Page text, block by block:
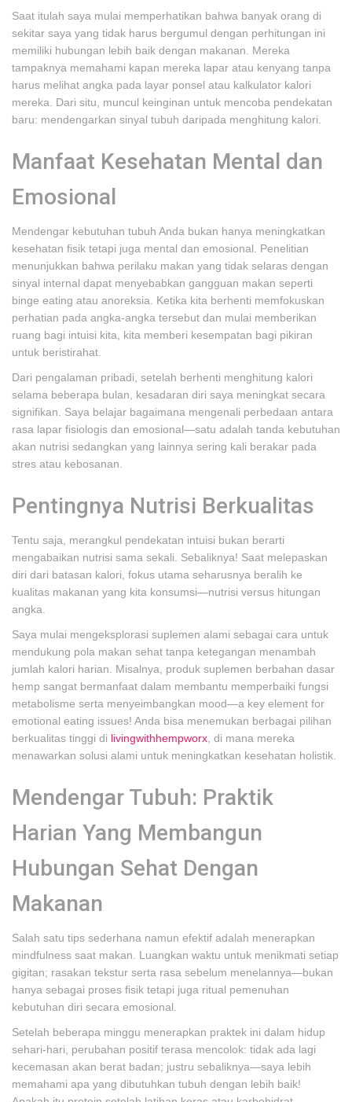
Saat itulah saya mulai memperhatikan bahwa banyak orang di
sekitar saya yang tidak harus bergumul dengan perhitungan ini
memiliki hubungan lebih baik dengan makanan. Mereka
tampaknya memahami kapan mereka lapar atau kenyang tanpa
harus melihat angka pada layar ponsel atau kalkulator kalori
mereka. Dari situ, muncul keinginan untuk mencoba pendekatan
baru: mendengarkan sinyal tubuh daripada menghitung kalori.
Manfaat Kesehatan Mental dan
Emosional
Mendengar kebutuhan tubuh Anda bukan hanya meningkatkan
kesehatan fisik tetapi juga mental dan emosional. Penelitian
menunjukkan bahwa perilaku makan yang tidak selaras dengan
sinyal internal dapat menyebabkan gangguan makan seperti
binge eating atau anoreksia. Ketika kita berhenti memfokuskan
perhatian pada angka-angka tersebut dan mulai memberikan
ruang bagi intuisi kita, kita memberi kesempatan bagi pikiran
untuk beristirahat.
Dari pengalaman pribadi, setelah berhenti menghitung kalori
selama beberapa bulan, kesadaran diri saya meningkat secara
signifikan. Saya belajar bagaimana mengenali perbedaan antara
rasa lapar fisiologis dan emosional—satu adalah tanda kebutuhan
akan nutrisi sedangkan yang lainnya sering kali berakar pada
stres atau kebosanan.
Pentingnya Nutrisi Berkualitas
Tentu saja, merangkul pendekatan intuisi bukan berarti
mengabaikan nutrisi sama sekali. Sebaliknya! Saat melepaskan
diri dari batasan kalori, fokus utama seharusnya beralih ke
kualitas makanan yang kita konsumsi—nutrisi versus hitungan
angka.
Saya mulai mengeksplorasi suplemen alami sebagai cara untuk
mendukung pola makan sehat tanpa ketegangan menambah
jumlah kalori harian. Misalnya, produk suplemen berbahan dasar
hemp sangat bermanfaat dalam membantu memperbaiki fungsi
metabolisme serta menyeimbangkan mood—a key element for
emotional eating issues! Anda bisa menemukan berbagai pilihan
berkualitas tinggi di livingwithhempworx , di mana mereka
menawarkan solusi alami untuk meningkatkan kesehatan holistik.
Mendengar Tubuh: Praktik
Harian Yang Membangun
Hubungan Sehat Dengan
Makanan
Salah satu tips sederhana namun efektif adalah menerapkan
mindfulness saat makan. Luangkan waktu untuk menikmati setiap
gigitan; rasakan tekstur serta rasa sebelum menelannya—bukan
hanya sebagai proses fisik tetapi juga ritual pemenuhan
kebutuhan diri secara emosional.
Setelah beberapa minggu menerapkan praktek ini dalam hidup
sehari-hari, perubahan positif terasa mencolok: tidak ada lagi
kecemasan akan berat badan; justru sebaliknya—saya lebih
memahami apa yang dibutuhkan tubuh dengan lebih baik!